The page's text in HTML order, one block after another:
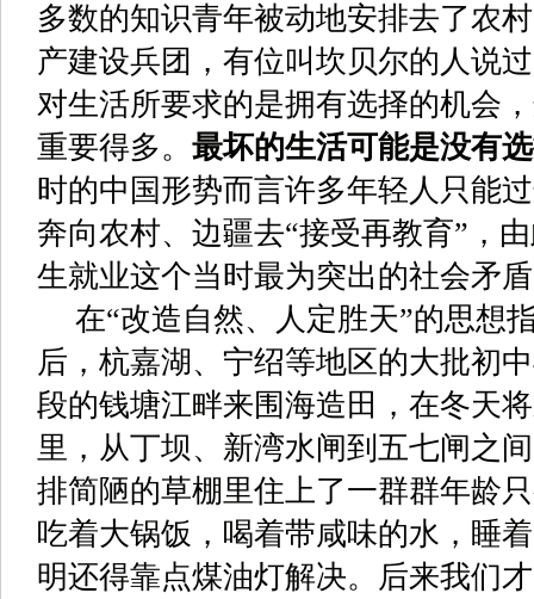
多数的知识青年被动地安排去了农
产建设兵团，有位叫坎贝尔的人说
对生活所要求的是拥有选择的机会
重要得多。 最坏的生活可能是没有
时的中国形势而言许多年轻人只能
奔向农村、边疆去“接受再教育”，
生就业这个当时最为突出的社会矛
在“改造自然、人定胜天”的思想
后，杭嘉湖、宁绍等地区的大批初
段的钱塘江畔来围海造田，在冬天
里，从丁坝、新湾水闸到五七闸之
排简陋的草棚里住上了一群群年龄
吃着大锅饭，喝着带咸味的水，睡
明还得靠点煤油灯解决。后来我们